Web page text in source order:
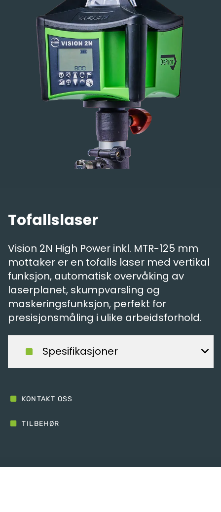
Tofallslaser
Vision 2N High Power inkl. MTR-125 mm
mottaker er en tofalls laser med vertikal
funksjon, automatisk overvåking av
laserplanet, skumpvarsling og
maskeringsfunksjon, perfekt for
presisjonsmåling i ulike arbeidsforhold.
Spesifikasjoner
KONTAKT OSS
TILBEHØR